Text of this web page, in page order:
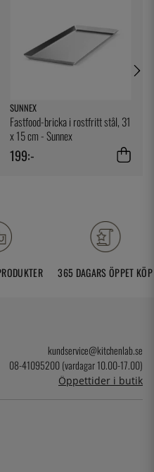
SUNNEX
Fastfood-bricka i rostfritt stål, 31
x 15 cm - Sunnex
199:-
365 DAGARS ÖPPET KÖP
kundservice@kitchenlab.se
08-41095200 (vardagar 10.00-17.00)
Öppettider i butik